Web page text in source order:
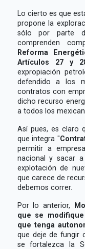
Lo cierto es que
propone la
sólo por parte
comprenden
Reforma
Artículos 27 y
expropiación
defendido a los
contratos con
dicho recurso
a todos los
Así pues, es claro
que integra "
permitir a
nacional y sacar
explotación de
que carece de
debemos correr.
Por lo anterior,
que se
que tenga
que deje de fungir
se fortalezca la